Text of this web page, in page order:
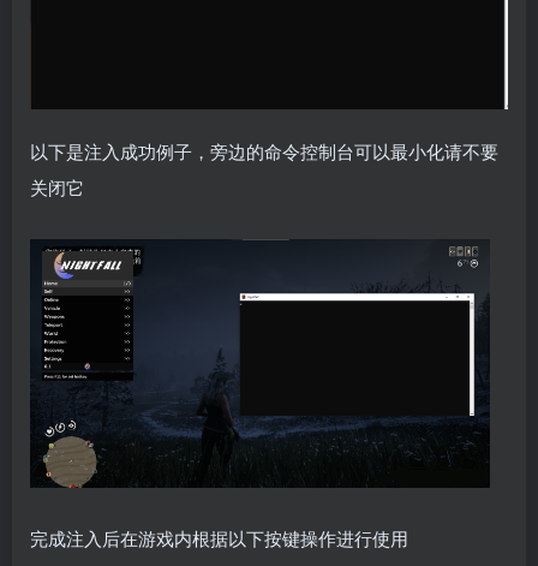
以下是注入成功例子，旁边的命令控制台可以最小化请不要
关闭它
完成注入后在游戏内根据以下按键操作进行使用